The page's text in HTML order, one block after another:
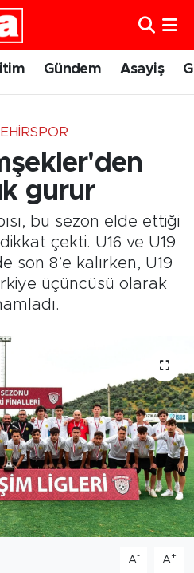
Gündem Asayiş
gurur
bu sezon elde ettiği
çekti. U16 ve U19
son 8’e kalırken, U19
üçüncüsü olarak
A- A+
Haritası
ve Fikstür